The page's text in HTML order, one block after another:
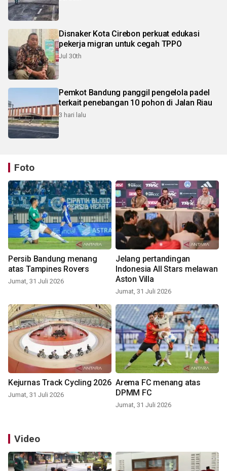
Disnaker Kota Cirebon perkuat edukasi
pekerja migran untuk cegah TPPO
Jul 30th
Pemkot Bandung panggil pengelola padel
terkait penebangan 10 pohon di Jalan Riau
3 hari lalu
Foto
Persib Bandung menang
atas Tampines Rovers
Jumat, 31 Juli 2026
Jelang pertandingan
Indonesia All Stars melawan
Aston Villa
Jumat, 31 Juli 2026
Kejurnas Track Cycling 2026
Jumat, 31 Juli 2026
Arema FC menang atas
DPMM FC
Jumat, 31 Juli 2026
Video